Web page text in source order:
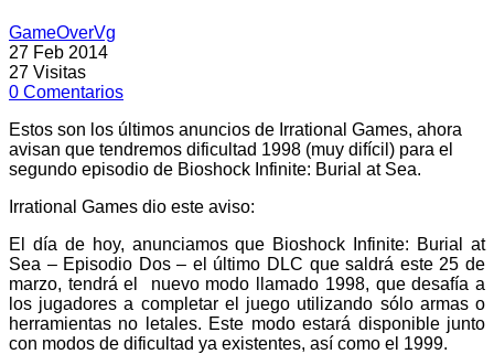
GameOverVg
27 Feb 2014
27 Visitas
0 Comentarios
Estos son los últimos anuncios de Irrational Games, ahora
avisan que tendremos dificultad 1998 (muy difícil) para el
segundo episodio de Bioshock Infinite: Burial at Sea.
Irrational Games dio este aviso:
El día de hoy, anunciamos que Bioshock Infinite: Burial at
Sea – Episodio Dos – el último DLC que saldrá este 25 de
marzo, tendrá el nuevo modo llamado 1998, que desafía a
los jugadores a completar el juego utilizando sólo armas o
herramientas no letales. Este modo estará disponible junto
con modos de dificultad ya existentes, así como el 1999.